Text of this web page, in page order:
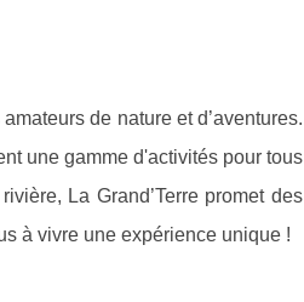
de nature et d’aventures.
une gamme d'activités pour tous
La Grand’Terre promet des
à vivre une expérience unique !